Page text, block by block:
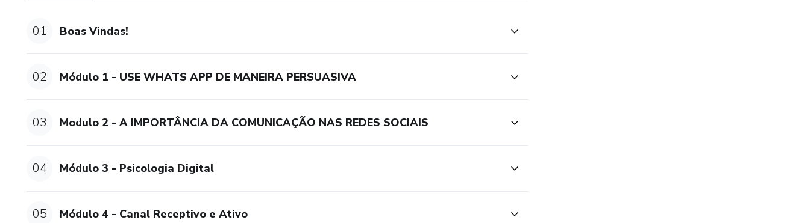
01 Boas Vindas!
02 Módulo 1 - USE WHATS APP DE MANEIRA PERSUASIVA
03 Modulo 2 - A IMPORTÂNCIA DA COMUNICAÇÃO NAS REDES SOCIAIS
04 Módulo 3 - Psicologia Digital
05 Módulo 4 - Canal Receptivo e Ativo